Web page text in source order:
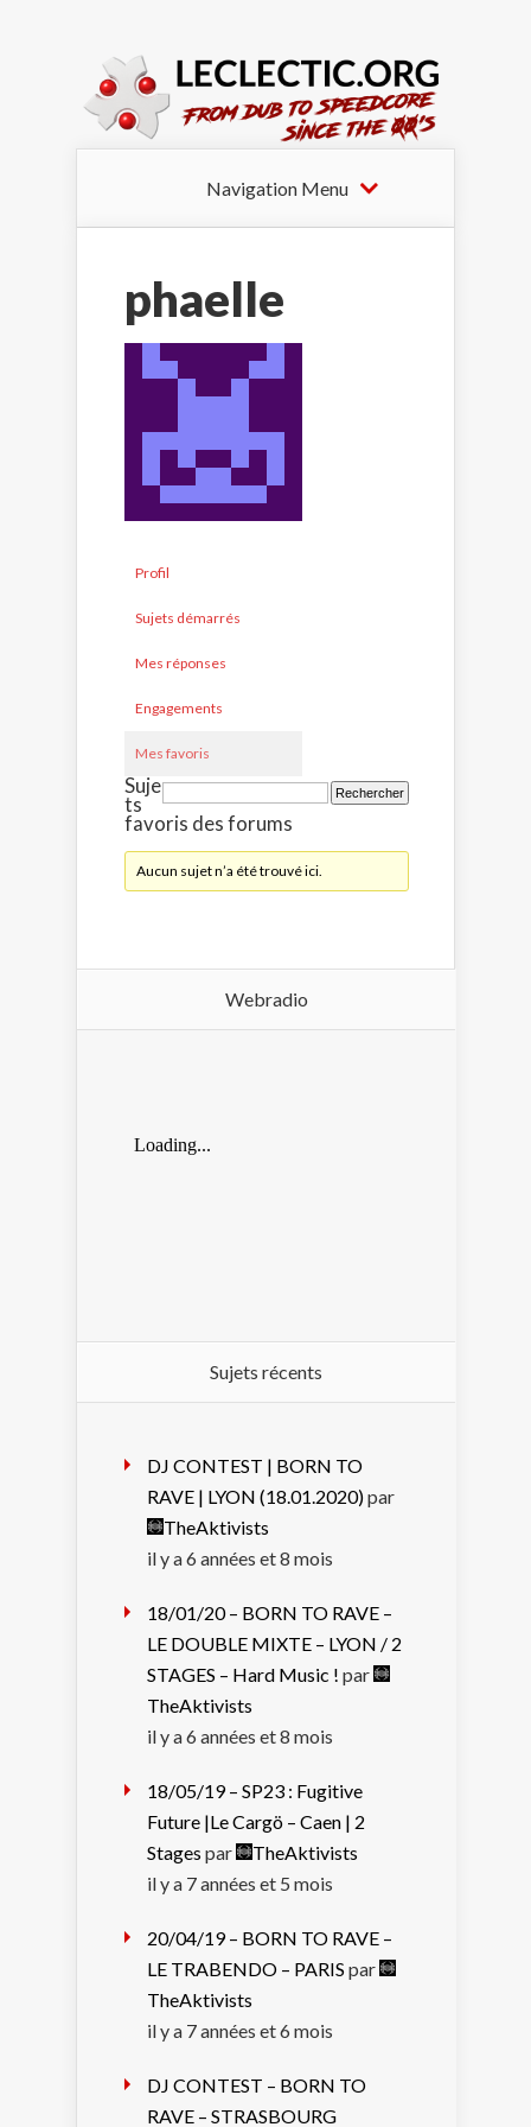
Navigation Menu
phaelle
Profil
Sujets démarrés
Mes réponses
Engagements
Mes favoris
Suje
ts
favoris des forums
Aucun sujet n’a été trouvé ici.
Webradio
Sujets récents
DJ CONTEST | BORN TO
RAVE | LYON (18.01.2020)par
TheAktivists
il y a 6 années et 8 mois
18/01/20 – BORN TO RAVE –
LE DOUBLE MIXTE – LYON / 2
STAGES – Hard Music ! par
TheAktivists
il y a 6 années et 8 mois
18/05/19 – SP23 : Fugitive
Future |Le Cargö – Caen | 2
Stages par
TheAktivists
il y a 7 années et 5 mois
20/04/19 – BORN TO RAVE –
LE TRABENDO – PARIS par
TheAktivists
il y a 7 années et 6 mois
DJ CONTEST – BORN TO
RAVE – STRASBOURG